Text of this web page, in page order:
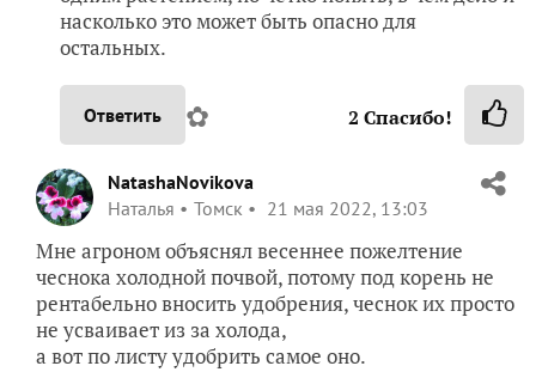
насколько это может быть опасно для
остальных.
Ответить ✿ 2 Спасибо!
NatashaNovikova
Наталья
Томск 21 мая 2022, 13:03
Мне агроном объяснял весеннее пожелтение
чеснока холодной почвой, потому под корень не
рентабельно вносить удобрения, чеснок их просто
не усваивает из за холода,
а вот по листу удобрить самое оно.